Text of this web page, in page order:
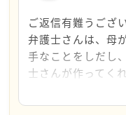
こねらとさんは、
もりなのですね。
い、相手はまだ働
身の悔しい気持ち
性が残っている様
ご返信有難うござ
弁護士さんは、母
手なことをしだし
士さんが作ってく
一日何もできず横